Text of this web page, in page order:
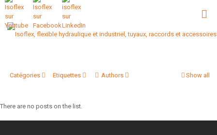
Catégories Etiquettes Authors Show all
There are no posts on the list.